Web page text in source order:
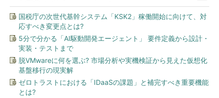
国税庁の次世代基幹システム「KSK2」稼働開始に向けて、対
応すべき変更点とは?
5分で分かる「AI駆動開発エージェント」 要件定義から設計・
実装・テストまで
脱VMwareに何を選ぶ? 市場分析や実機検証から見えた仮想化
基盤移行の現実解
ゼロトラストにおける「IDaaSの課題」と補完すべき重要機能
とは?